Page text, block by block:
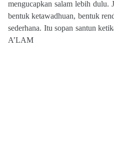
mengucapkan salam lebih dulu.
bentuk ketawadhuan, bentuk
sederhana. Itu sopan santun
A’LAM